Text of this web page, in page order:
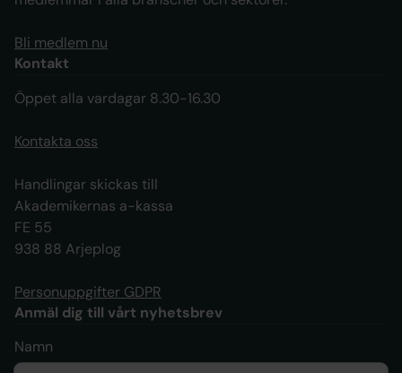
Bli medlem nu
Kontakt
Öppet alla vardagar 8.30-16.30
Kontakta oss
Handlingar skickas till
Akademikernas a-kassa
FE 55
938 88 Arjeplog
Personuppgifter GDPR
Anmäl dig till vårt nyhetsbrev
Namn